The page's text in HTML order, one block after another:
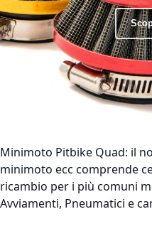
Minimoto Pitbike Quad: il
minimoto ecc comprende
ricambio per i più comuni
Avviamenti, Pneumatici e